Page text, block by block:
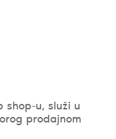
shop-u, služi u
prodajnom